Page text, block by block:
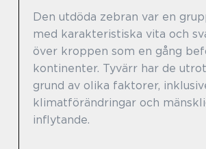
Den utdöda zebran var en
med karakteristiska vita och
över kroppen som en gång
kontinenter. Tyvärr har de
grund av olika faktorer,
klimatförändringar och
inflytande.